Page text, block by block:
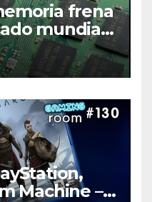
frena
mundial
Machine –